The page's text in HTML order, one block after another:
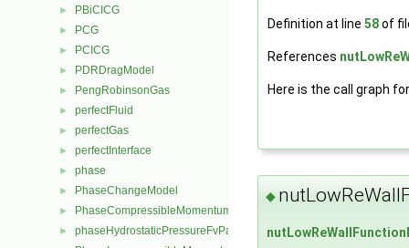
► PBiCICG
► PCG
► PCICG
► PDRDragModel
► PengRobinsonGas
► perfectFluid
► perfectGas
► perfectInterface
► phase
► PhaseChangeModel
► PhaseCompressibleMomentumTransportModel
► phaseHydrostaticPressureFvPatchScalarField
Definition at line 58of
References
Here is the call graph
◆